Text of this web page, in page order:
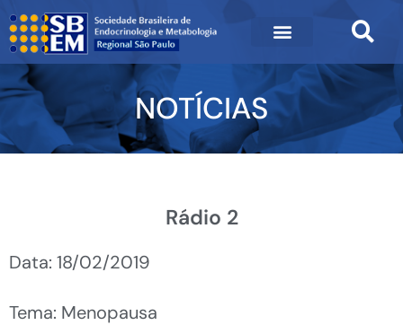
NOTÍCIAS
Rádio 2
Data: 18/02/2019
Tema: Menopausa